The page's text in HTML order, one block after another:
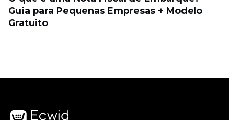
Guia para Pequenas Empresas + Modelo
Gratuito